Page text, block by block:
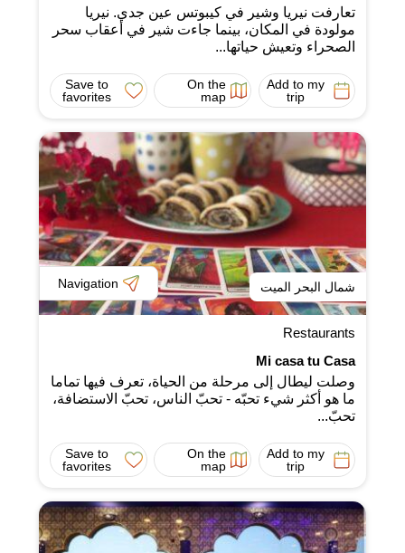
تعارفت نيريا وشير في كيبوتس عين جدي. نيريا
مولودة في المكان، بينما جاءت شير في أعقاب سحر
الصحراء وتعيش حياتها...
Add to my
trip
On the
map
Save to
favorites
شمال البحر الميت Navigation
Restaurants
Mi casa tu Casa
وصلت ليطال إلى مرحلة من الحياة، تعرف فيها تماما
ما هو أكثر شيء تحبّه - تحبّ الناس، تحبّ الاستضافة،
تحبّ...
Add to my
trip
On the
map
Save to
favorites